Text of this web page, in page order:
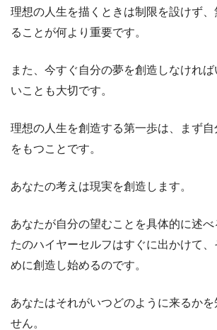
理想の人生を描くときは制限を設けず
ることが何より重要です。
また、今すぐ自分の夢を創造しなけれ
いことも大切です。
理想の人生を創造する第一歩は、まず
をもつことです。
あなたの考えは現実を創造します。
あなたが自分の望むことを具体的に述
たのハイヤーセルフはすぐに出かけて
めに創造し始めるのです。
あなたはそれがいつどのように来るかを
せん。